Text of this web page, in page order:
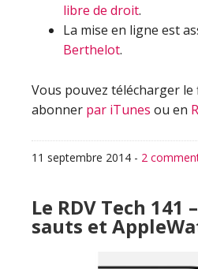
libre de droit.
La mise en ligne est
Berthelot.
Vous pouvez télécharger le
abonner par iTunes ou en
11 septembre 2014 - 2
Le RDV Tech 141
sauts et